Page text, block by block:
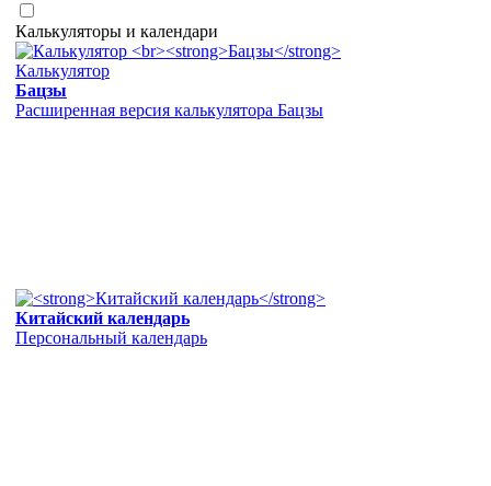
Калькуляторы и календари
Калькулятор
Бацзы
Расширенная версия калькулятора Бацзы
Китайский календарь
Персональный календарь